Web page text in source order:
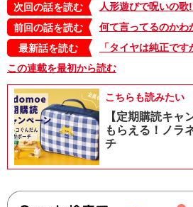
次回の話を読む
前回の話を読む
最新話を読む
この連載を最初から読む
こちらも読みたい
【定期購読キャ
もらえる！ノラ
チ